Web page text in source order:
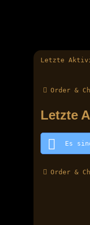
Letzte
Order &
Letzte
Es
Order &